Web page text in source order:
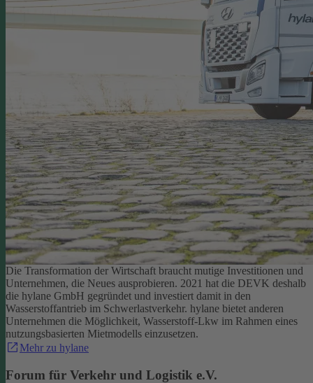
Die Transformation der Wirtschaft braucht mutige Investitionen und
Unternehmen, die Neues ausprobieren. 2021 hat die DEVK deshalb
die hylane GmbH gegründet und investiert damit in den
Wasserstoffantrieb im Schwerlastverkehr. hylane bietet anderen
Unternehmen die Möglichkeit, Wasserstoff-Lkw im Rahmen eines
nutzungsbasierten Mietmodells einzusetzen.
Mehr zu hylane
Forum für Verkehr und Logistik e.V.